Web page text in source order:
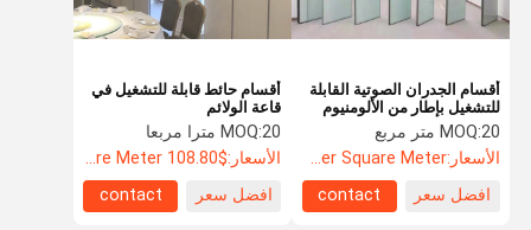
أقسام حائط قابلة للتشغيل في
قاعة الولائم
MOQ:20 مترا مربعا
الأسعار:$108.80 Per Square Meter
افضل سعر
contact
أقسام الجدران الصوتية القابلة
للتشغيل بإطار من الألومنيوم
معتمد من ISO
MOQ:20 متر مربع
الأسعار:US$88.5 Per Square Meter
افضل سعر
contact